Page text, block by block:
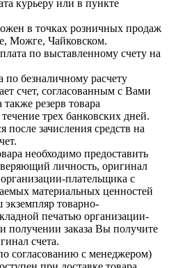
курьеру или в пункте
в точках розничных продаж
Можге, Чайковском.
по выставленному счету на
по безналичному расчету
счет, согласованным с Вами
резерв товара
трех банковских дней.
после зачисления средств на
необходимо предоставить
личность, оригинал
плательщика с
материальных ценностей
экземпляр товарно-
печатью организации-
получении заказа Вы получите
счета.
согласованию с менеджером)